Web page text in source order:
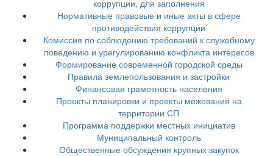
коррупции, для заполнения
Нормативные правовые и иные акты в сфере
противодействия коррупции
Комиссия по соблюдению требований к служебному
поведению и урегулированию конфликта интересов
Формирование современной городской среды
Правила землепользования и застройки
Финансовая грамотность населения
Проекты планировки и проекты межевания на
территории СП
Программа поддержки местных инициатив
Муниципальный контроль
Общественные обсуждения крупных закупок